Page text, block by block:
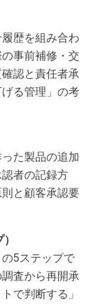
歴を組み合わ
事前補修・交
認と責任者承
る管理」の考
た製品の追加
者の記録方
と顧客承認要
5ステップで
査から再開承
で判断する」